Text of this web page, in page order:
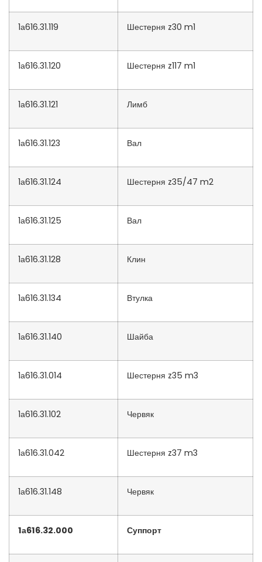
1а616.31.119 Шестерня z30 m1
1а616.31.120 Шестерня z117 m1
1а616.31.121 Лимб
1а616.31.123 Вал
1а616.31.124 Шестерня z35/47 m2
1а616.31.125 Вал
1а616.31.128 Клин
1а616.31.134 Втулка
1а616.31.140 Шайба
1а616.31.014 Шестерня z35 m3
1а616.31.102 Червяк
1а616.31.042 Шестерня z37 m3
1а616.31.148 Червяк
1а616.32.000 Суппорт